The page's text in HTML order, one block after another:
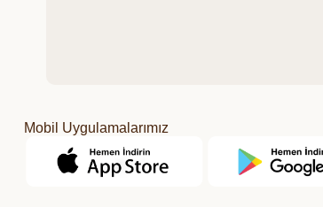
Mobil Uygulamalarımız